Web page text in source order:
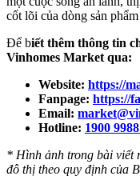
cốt lõi của dòng sản phẩm
Để biết thêm thông tin
Vinhomes Market qua:
Website: https://
Fanpage: https://
Email:
Hotline: 1900
* Hình ảnh trong bài viết
đô thị theo quy định của